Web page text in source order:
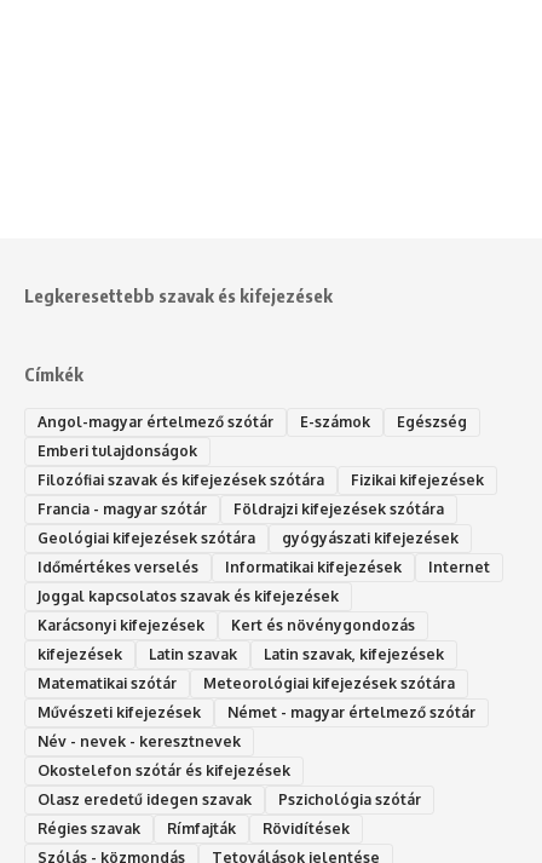
Legkeresettebb szavak és kifejezések
Címkék
Angol-magyar értelmező szótár E-számok
Egészség
Emberi tulajdonságok
Filozófiai szavak és kifejezések szótára
Fizikai kifejezések
Francia - magyar szótár
Földrajzi kifejezések szótára
Geológiai kifejezések szótára
gyógyászati kifejezések
Időmértékes verselés
Informatikai kifejezések
Internet
Joggal kapcsolatos szavak és kifejezések
Karácsonyi kifejezések
Kert és növénygondozás
kifejezések
Latin szavak
Latin szavak, kifejezések
Matematikai szótár
Meteorológiai kifejezések szótára
Művészeti kifejezések
Német - magyar értelmező szótár
Név - nevek - keresztnevek
Okostelefon szótár és kifejezések
Olasz eredetű idegen szavak
Ps‮gólohciz‬ia s‮átóz‬r
Régies szavak
Rímfajták
Rövidítések
Szólás - közmondás
Tetoválások jelentése